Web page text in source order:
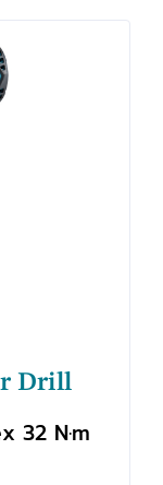
Drill
32 N·m